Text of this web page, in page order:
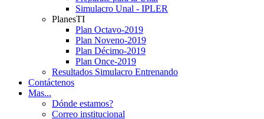
Simulacro Unal - IPLER
PlanesTI
Plan Octavo-2019
Plan Noveno-2019
Plan Décimo-2019
Plan Once-2019
Resultados Simulacro Entrenando
Contáctenos
Mas...
Dónde estamos?
Correo institucional